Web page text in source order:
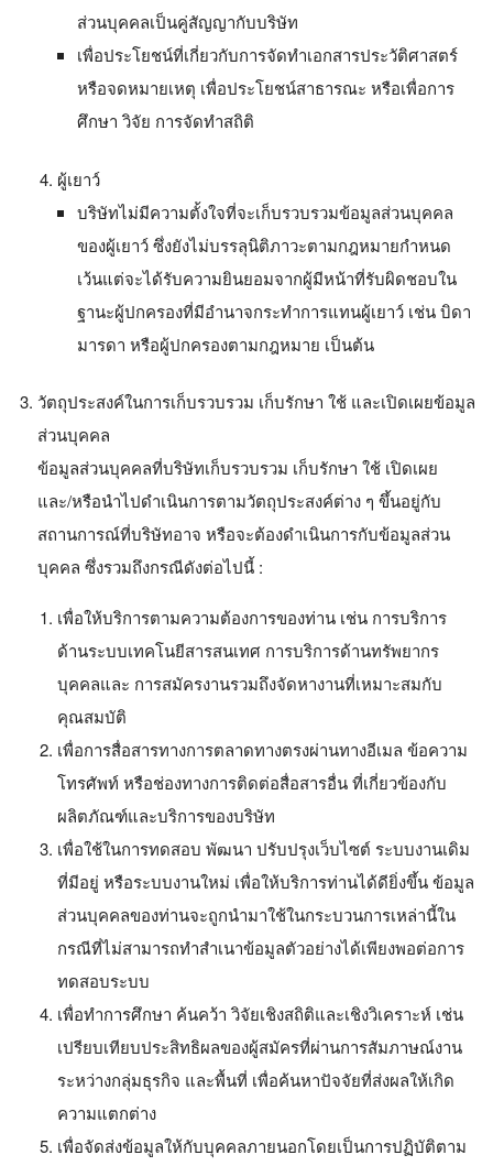
ส่วนบุคคลเป็นคู่สัญญากับบริษัท
เพื่อประโยชน์ที่เกี่ยวกับการจัดทำเอกสารประวัติศาสตร์
หรือจดหมายเหตุ เพื่อประโยชน์สาธารณะ หรือเพื่อการ
ศึกษา วิจัย การจัดทำสถิติ
ผู้เยาว์
บริษัทไม่มีความตั้งใจที่จะเก็บรวบรวมข้อมูลส่วนบุคคล
ของผู้เยาว์ ซึ่งยังไม่บรรลุนิติภาวะตามกฎหมายกำหนด
เว้นแต่จะได้รับความยินยอมจากผู้มีหน้าที่รับผิดชอบใน
ฐานะผู้ปกครองที่มีอำนาจกระทำการแทนผู้เยาว์ เช่น บิดา
มารดา หรือผู้ปกครองตามกฎหมาย เป็นต้น
วัตถุประสงค์ในการเก็บรวบรวม เก็บรักษา ใช้ และเปิดเผยข้อมูล
ส่วนบุคคล
ข้อมูลส่วนบุคคลที่บริษัทเก็บรวบรวม เก็บรักษา ใช้ เปิดเผย
และ/หรือนำไปดำเนินการตามวัตถุประสงค์ต่าง ๆ ขึ้นอยู่กับ
สถานการณ์ที่บริษัทอาจ หรือจะต้องดำเนินการกับข้อมูลส่วน
บุคคล ซึ่งรวมถึงกรณีดังต่อไปนี้ :
เพื่อให้บริการตามความต้องการของท่าน เช่น การบริการ
ด้านระบบเทคโนยีสารสนเทศ การบริการด้านทรัพยากร
บุคคลและ การสมัครงานรวมถึงจัดหางานที่เหมาะสมกับ
คุณสมบัติ
เพื่อการสื่อสารทางการตลาดทางตรงผ่านทางอีเมล ข้อความ
โทรศัพท์ หรือช่องทางการติดต่อสื่อสารอื่น ที่เกี่ยวข้องกับ
ผลิตภัณฑ์และบริการของบริษัท
เพื่อใช้ในการทดสอบ พัฒนา ปรับปรุงเว็บไซต์ ระบบงานเดิม
ที่มีอยู่ หรือระบบงานใหม่ เพื่อให้บริการท่านได้ดียิ่งขึ้น ข้อมูล
ส่วนบุคคลของท่านจะถูกนำมาใช้ในกระบวนการเหล่านี้ใน
กรณีที่ไม่สามารถทำสำเนาข้อมูลตัวอย่างได้เพียงพอต่อการ
ทดสอบระบบ
เพื่อทำการศึกษา ค้นคว้า วิจัยเชิงสถิติและเชิงวิเคราะห์ เช่น
เปรียบเทียบประสิทธิผลของผู้สมัครที่ผ่านการสัมภาษณ์งาน
ระหว่างกลุ่มธุรกิจ และพื้นที่ เพื่อค้นหาปัจจัยที่ส่งผลให้เกิด
ความแตกต่าง
เพื่อจัดส่งข้อมูลให้กับบุคคลภายนอกโดยเป็นการปฏิบัติตาม